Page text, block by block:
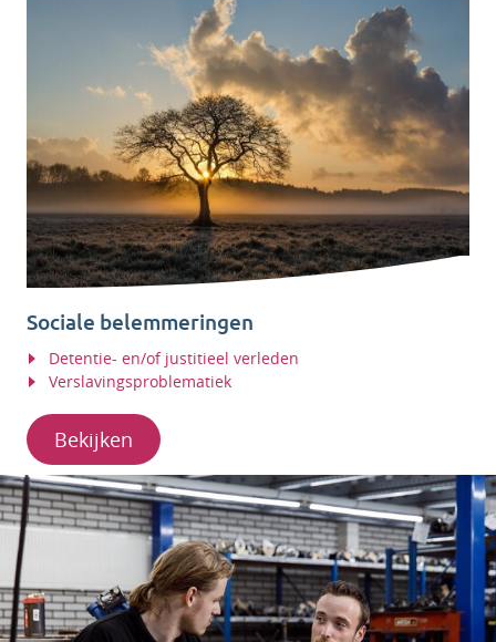
Sociale belemmeringen
Detentie- en/of justitieel verleden
Verslavingsproblematiek
Bekijken